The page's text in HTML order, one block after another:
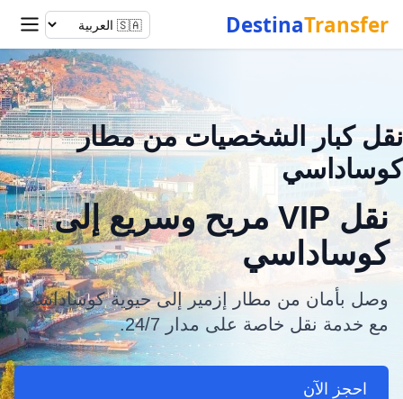
DestinaTransfer
نقل كبار الشخصيات من مطار
كوساداسي
نقل VIP مريح وسريع إلى
كوساداسي
وصل بأمان من مطار إزمير إلى حيوية كوساداسي
مع خدمة نقل خاصة على مدار 24/7.
احجز الآن